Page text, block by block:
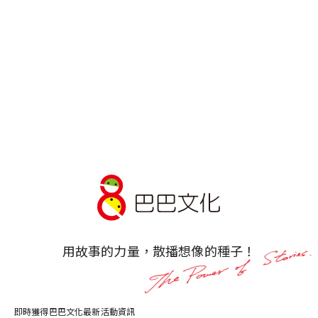
用故事的力量，散播想像的種子！
即時獲得巴巴文化最新活動資訊